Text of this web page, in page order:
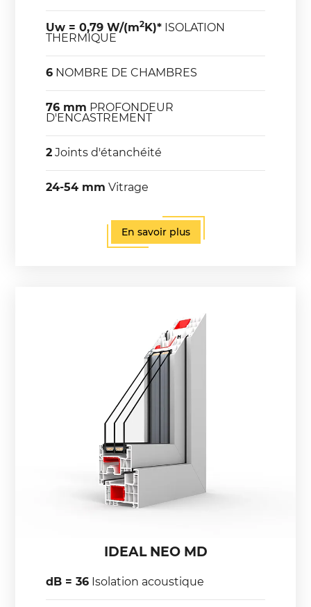
Uw = 0,79 W/(m2K)* ISOLATION
THERMIQUE
6 NOMBRE DE CHAMBRES
76 mm PROFONDEUR
D'ENCASTREMENT
2 Joints d'étanchéité
24-54 mm Vitrage
En savoir plus
IDEAL NEO MD
dB = 36 Isolation acoustique